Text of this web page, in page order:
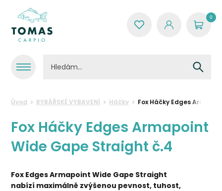
0
Úvod RYBÁŘSKÉ VYBAVENÍ Háčky Fox Háčky Edges
Fox Háčky Edges Armapoint
Wide Gape Straight č.4
Fox Edges Armapoint Wide Gape Straight
nabízí maximálně zvýšenou pevnost, tuhost,